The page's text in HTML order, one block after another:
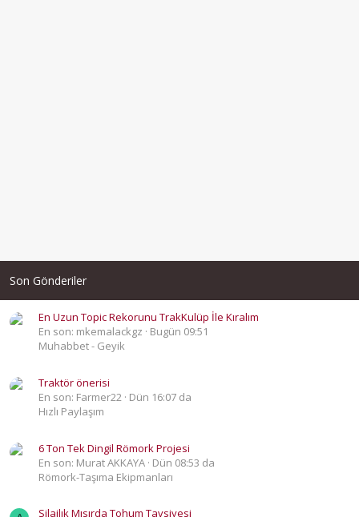
Son Gönderiler
En Uzun Topic Rekorunu TrakKulüp İle Kıralım
En son: mkemalackgz
Bugün 09:51
Muhabbet - Geyik
Traktör önerisi
En son: Farmer22 Dün 16:07 da
Hızlı Paylaşım
6 Ton Tek Dingil Römork Projesi
En son: Murat AKKAYA Dün 08:53 da
Römork-Taşıma Ekipmanları
Silajlık Mısırda Tohum Tavsiyesi